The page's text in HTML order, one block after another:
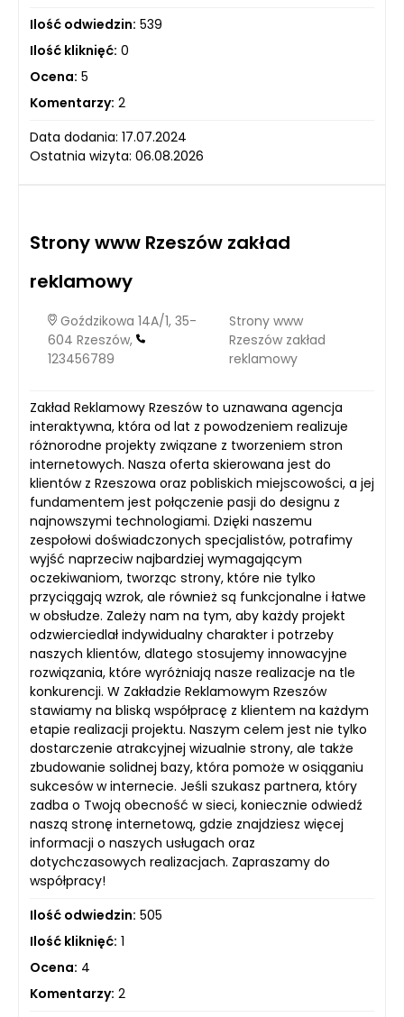
Ilość odwiedzin: 539
Ilość kliknięć: 0
Ocena: 5
Komentarzy: 2
Data dodania: 17.07.2024
Ostatnia wizyta: 06.08.2026
Strony www Rzeszów zakład
reklamowy
Goździkowa 14A/1, 35-
604 Rzeszów,
123456789
Strony www
Rzeszów zakład
reklamowy
Zakład Reklamowy Rzeszów to uznawana agencja
interaktywna, która od lat z powodzeniem realizuje
różnorodne projekty związane z tworzeniem stron
internetowych. Nasza oferta skierowana jest do
klientów z Rzeszowa oraz pobliskich miejscowości, a jej
fundamentem jest połączenie pasji do designu z
najnowszymi technologiami. Dzięki naszemu
zespołowi doświadczonych specjalistów, potrafimy
wyjść naprzeciw najbardziej wymagającym
oczekiwaniom, tworząc strony, które nie tylko
przyciągają wzrok, ale również są funkcjonalne i łatwe
w obsłudze. Zależy nam na tym, aby każdy projekt
odzwierciedlał indywidualny charakter i potrzeby
naszych klientów, dlatego stosujemy innowacyjne
rozwiązania, które wyróżniają nasze realizacje na tle
konkurencji. W Zakładzie Reklamowym Rzeszów
stawiamy na bliską współpracę z klientem na każdym
etapie realizacji projektu. Naszym celem jest nie tylko
dostarczenie atrakcyjnej wizualnie strony, ale także
zbudowanie solidnej bazy, która pomoże w osiąganiu
sukcesów w internecie. Jeśli szukasz partnera, który
zadba o Twoją obecność w sieci, koniecznie odwiedź
naszą stronę internetową, gdzie znajdziesz więcej
informacji o naszych usługach oraz
dotychczasowych realizacjach. Zapraszamy do
współpracy!
Ilość odwiedzin: 505
Ilość kliknięć: 1
Ocena: 4
Komentarzy: 2